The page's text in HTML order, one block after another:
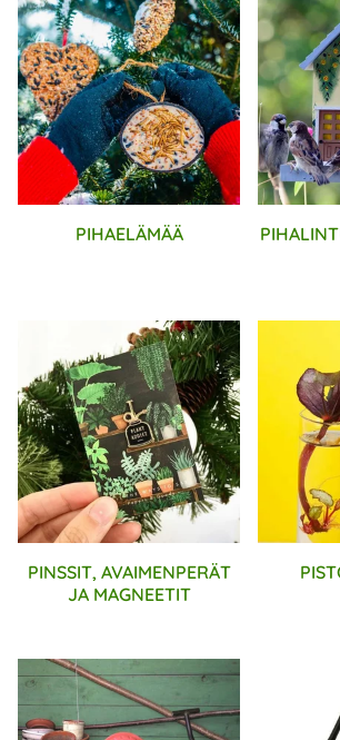
PIHAELÄMÄÄ
PINSSIT, AVAIMENPERÄT
JA MAGNEETIT